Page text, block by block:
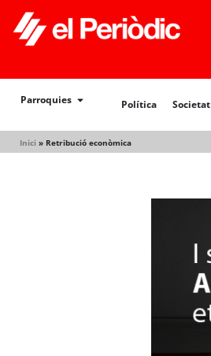
Parroquies Política Societat
Inici » Retribució econòmica
Política Societat